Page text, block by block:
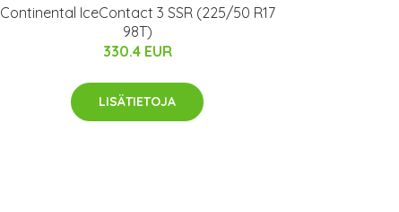
Continental IceContact 3 SSR (225/50 R17
98T)
330.4 EUR
LISÄTIETOJA